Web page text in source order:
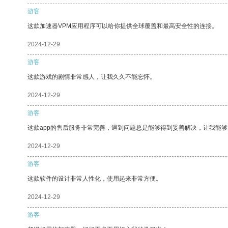
游客
这款加速器VPM应用程序可以给你提供全球覆盖和最高安全性的连接。
2024-12-29
游客
这款游戏的剧情非常感人，让我久久不能忘怀。
2024-12-29
游客
这款app的售后服务非常完善，遇到问题总是能够得到妥善解决，让我能够
2024-12-29
游客
这款软件的设计非常人性化，使用起来非常方便。
2024-12-29
游客